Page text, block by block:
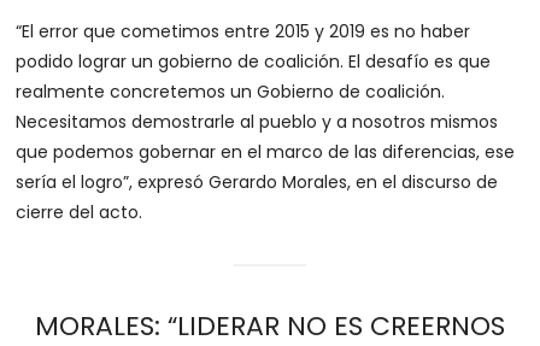
“El error que cometimos entre 2015 y 2019 es no haber
podido lograr un gobierno de coalición. El desafío es que
realmente concretemos un Gobierno de coalición.
Necesitamos demostrarle al pueblo y a nosotros mismos
que podemos gobernar en el marco de las diferencias, ese
sería el logro”, expresó Gerardo Morales, en el discurso de
cierre del acto.
MORALES: “LIDERAR NO ES CREERNOS